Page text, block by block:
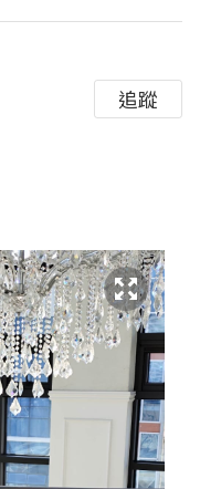
追蹤